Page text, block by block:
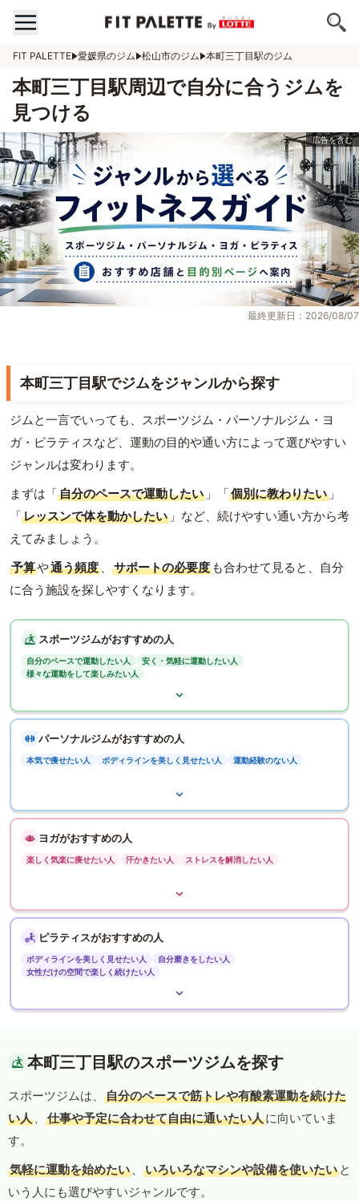
FIT PALETTE 愛媛県のジム 松山市のジム 本町三丁目駅のジム
本町三丁目駅周辺で自分に合うジムを
見つける
最終更新日：2026/08/07
本町三丁目駅でジムをジャンルから探す
ジムと一言でいっても、スポーツジム・パーソナルジム・ヨ
ガ・ピラティスなど、運動の目的や通い方によって選びやすい
ジャンルは変わります。
まずは「自分のペースで運動したい 」「個別に教わりたい 」
「レッスンで体を動かしたい 」など、続けやすい通い方から考
えてみましょう。
予算や通う頻度 、 サポートの必要度 も合わせて見ると、自分
に合う施設を探しやすくなります。
スポーツジムがおすすめの人
自分のペースで運動したい人
安く・気軽に運動したい人
様々な運動をして楽しみたい人
パーソナルジムがおすすめの人
本気で痩せたい人 ボディラインを美しく見せたい人 運動経験のない人
ヨガがおすすめの人
楽しく気楽に痩せたい人 汗かきたい人 ストレスを解消したい人
ピラティスがおすすめの人
ボディラインを美しく見せたい人
自分磨きをしたい人
女性だけの空間で楽しく続けたい人
本町三丁目駅のスポーツジムを探す
スポーツジムは、
自分のペースで筋トレや有酸素運動を続けた
い人 、 仕事や予定に合わせて自由に通いたい人に向いていま
す。
気軽に運動を始めたい 、 いろいろなマシンや設備を使いたい と
いう人にも選びやすいジャンルです。